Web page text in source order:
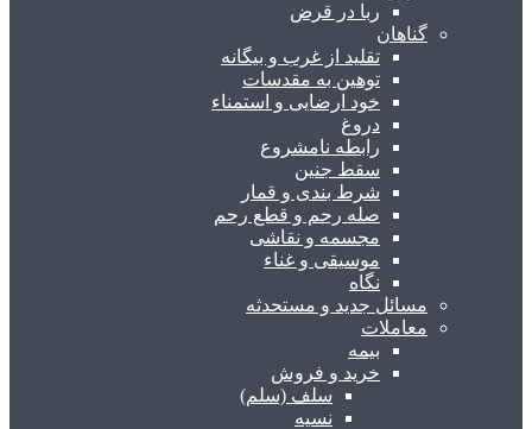
ربا در قرض
گناهان
تقلید از غرب و بیگانه
توهین به مقدسات
خود ارضایی و استمناء
دروغ
رابطه نامشروع
سقط جنین
شرط بندی و قمار
صله رحم و قطع رحم
مجسمه و نقاشی
موسیقی و غناء
نگاه
مسائل جدید و مستحدثه
معاملات
بیمه
خرید و فروش
سلف (سلم)
نسیه